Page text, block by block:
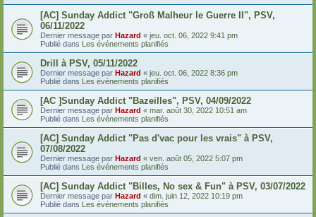
[AC] Sunday Addict "Groß Malheur le Guerre II", PSV,
06/11/2022
Dernier message par Hazard « jeu. oct. 06, 2022 9:41 pm
Publié dans Les événements planifiés
Drill à PSV, 05/11/2022
Dernier message par Hazard « jeu. oct. 06, 2022 8:36 pm
Publié dans Les événements planifiés
[AC ]Sunday Addict "Bazeilles", PSV, 04/09/2022
Dernier message par Hazard « mar. août 30, 2022 10:51 am
Publié dans Les événements planifiés
[AC] Sunday Addict "Pas d'vac pour les vrais" à PSV,
07/08/2022
Dernier message par Hazard « ven. août 05, 2022 5:07 pm
Publié dans Les événements planifiés
[AC] Sunday Addict "Billes, No sex & Fun" à PSV, 03/07/2022
Dernier message par Hazard « dim. juin 12, 2022 10:19 pm
Publié dans Les événements planifiés